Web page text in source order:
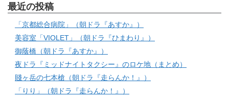
最近の投稿
「京都総合病院」（朝ドラ『あすか』）
美容室「VIOLET」（朝ドラ『ひまわり』）
御蔭橋（朝ドラ『あすか』）
夜ドラ『ミッドナイトタクシー』のロケ地（まとめ）
賤ヶ岳の七本槍（朝ドラ『走らんか！』）
「りり」（朝ドラ『走らんか！』）